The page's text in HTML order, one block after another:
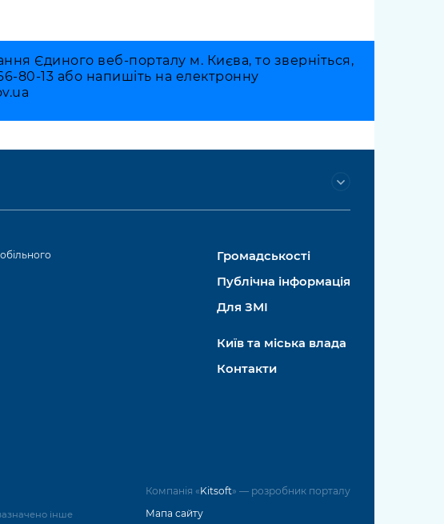
Єдиного веб-порталу м. Києва, то зверніться,
80-13 або напишіть на електронну
Громадськості
Публічна інформація
Для ЗМІ
Київ та міська влада
Контакти
Компанія «Kitsoft» — розробник порталу
Мапа сайту
інше